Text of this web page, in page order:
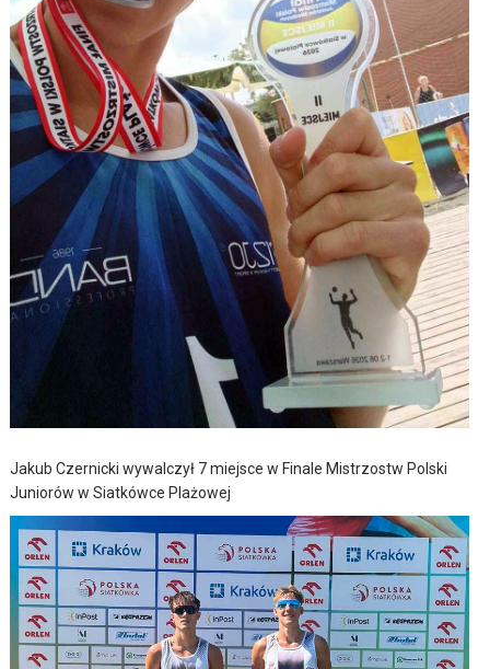
Jakub Czernicki wywalczył 7 miejsce w Finale Mistrzostw Polski
Juniorów w Siatkówce Plażowej